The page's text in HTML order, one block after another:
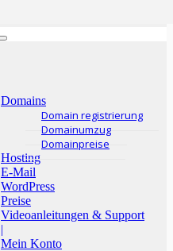
Domains
Domain registrierung
Domainumzug
Domainpreise
Hosting
E-Mail
WordPress
Preise
Videoanleitungen & Support
|
Mein Konto